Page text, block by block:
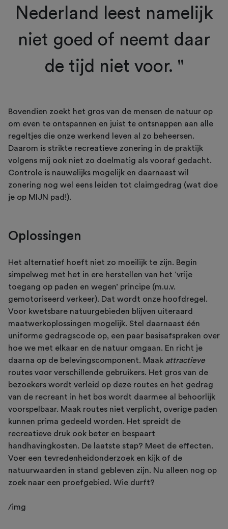
Nederland leest namelijk
niet goed of neemt daar
de tijd niet voor. "
Bovendien zoekt het gros van de mensen de natuur op
om even te ontspannen en juist te ontsnappen aan alle
regeltjes die onze werkend leven al zo beheersen.
Daarom is strikte recreatieve zonering in de praktijk
volgens mij ook niet zo doelmatig als vooraf gedacht.
Controle is nauwelijks mogelijk en daarnaast wil
zonering nog wel eens leiden tot claimgedrag (wat doe
je op MIJN pad!).
Oplossingen
Het alternatief hoeft niet zo moeilijk te zijn. Begin
simpelweg met het in ere herstellen van het ‘vrije
toegang op paden en wegen’ principe (m.u.v.
gemotoriseerd verkeer). Dat wordt onze hoofdregel.
Voor kwetsbare natuurgebieden blijven uiteraard
maatwerkoplossingen mogelijk. Stel daarnaast één
uniforme gedragscode op, een paar basisafspraken over
hoe we met elkaar en de natuur omgaan. En richt je
daarna op de belevingscomponent. Maak attractieve
routes voor verschillende gebruikers. Het gros van de
bezoekers wordt verleid op deze routes en het gedrag
van de recreant in het bos wordt daarmee al behoorlijk
voorspelbaar. Maak routes niet verplicht, overige paden
kunnen prima gedeeld worden. Het spreidt de
recreatieve druk ook beter en bespaart
handhavingkosten. De laatste stap? Meet de effecten.
Voer een tevredenheidonderzoek en kijk of de
natuurwaarden in stand gebleven zijn. Nu alleen nog op
zoek naar een proefgebied. Wie durft?
/img